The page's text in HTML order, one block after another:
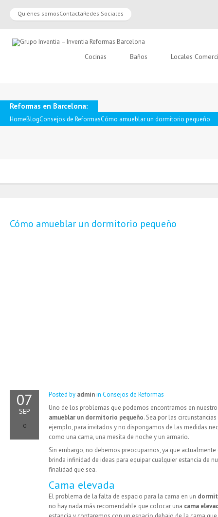
Quiénes somosContactaRedes Sociales
Cocinas Baños Locales
Reformas en Barcelona:
HomeBlogConsejos de ReformasCómo amueblar un dormitorio pequeño
Cómo amueblar un dormitorio pequeño
07
SEP
0
Posted by adminin Consejos de Reformas
Uno de los problemas que podemos encontrarnos en
amueblar un dormitorio pequeño. Sea por las
ejemplo, para invitados y no dispongamos de las medidas
como una cama, una mesita de noche y un armario.
Sin embargo, no debemos preocuparnos, ya que
brinda infinidad de ideas para equipar cualquier estancia de
finalidad que sea.
Cama elevada
El problema de la falta de espacio para la cama en un
no hay nada más recomendable que colocar una cama